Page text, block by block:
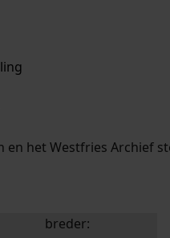
aantal zoektips.
aantal zoektips.
en het Westfries Archief
uw zoekopdracht te
breder: